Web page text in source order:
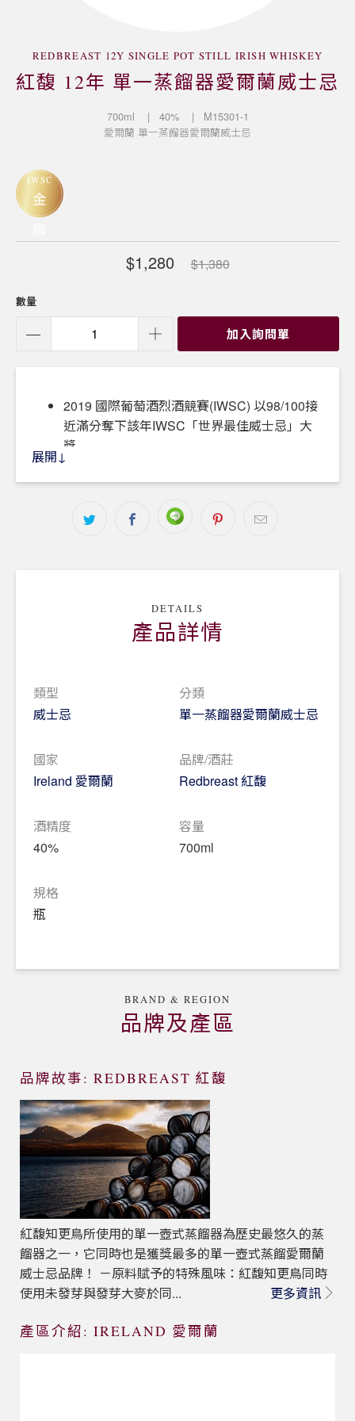
REDBREAST 12Y SINGLE POT STILL IRISH WHISKEY
紅馥 12年 單一蒸餾器愛爾蘭威士忌
700ml | 40%
| M15301-1
愛爾蘭 單一蒸餾器愛爾蘭威士忌
IWSC
金
$1,280 $1,380
數量
加入詢問單
2019 國際葡萄酒烈酒競賽(IWSC) 以98/100接
近滿分奪下該年IWSC「世界最佳威士忌」大
獎
2014威士忌聖經評選為「年度最佳愛爾蘭壺式
一款受到許多著名評論家高度評價的威士忌。由發芽
及未發芽的大麥混合發酵後蒸餾而成，接著先在美國
香氣：濃郁豐富的堅果香氣，且帶乾果、生薑、亞麻
子及水果香氣。
風味：香辣中帶堅果和柑橘風味，些許杏仁餅、乾果
與雪莉酒味道。尾韻悠長而回甘。
展開↓
DETAILS
產品詳情
類型
威士忌
分類
單一蒸餾器愛爾蘭威士忌
國家
Ireland 愛爾蘭
品牌/酒莊
Redbreast 紅馥
酒精度
40%
容量
700ml
規格
瓶
BRAND & REGION
品牌及產區
品牌故事: REDBREAST 紅馥
紅馥知更鳥所使用的單一壺式蒸餾器為歷史最悠久的蒸
餾器之一，它同時也是獲獎最多的單一壺式蒸餾愛爾蘭
威士忌品牌！ －原料賦予的特殊風味：紅馥知更鳥同時
使用未發芽與發芽大麥於同...
更多資訊
產區介紹: IRELAND 愛爾蘭